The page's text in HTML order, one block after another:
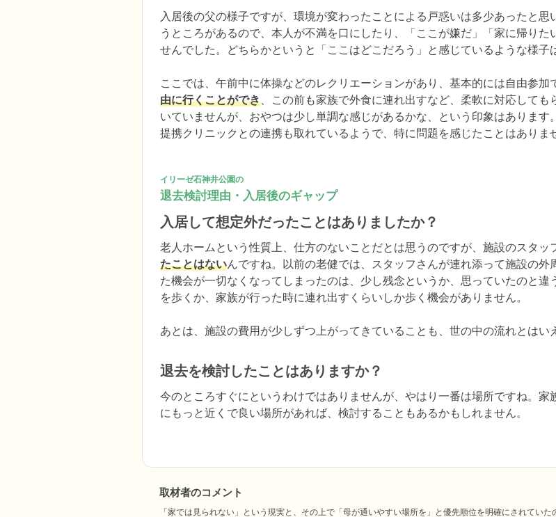
入居後の父の様子ですが、環境が変わったことによる戸惑いは多少あったと思
うところがあるので、本人が不満を口にしたり、「ここが嫌だ」「家に帰り
せんでした。どちらかというと「ここはどこだろう」と感じているような様子
ここでは、午前中に体操などのレクリエーションがあり、基本的には自由参加
由に行くことができ、この前も家族で外食に連れ出すなど、柔軟に対応して
いていませんが、おやつは少し単調な感じがあるかな、という印象はありま
提携クリニックとの連携も取れているようで、特に問題を感じたことはありま
イリーゼ石神井公園の
退去検討理由・入居後のギャップ
入居して想定外だったことはありましたか？
老人ホームという性質上、仕方のないことだとは思うのですが、施設のスタッ
たことはないんですね。以前の老健では、スタッフさんが連れ添って施設の
た機会が一切なくなってしまったのは、少し残念というか、思っていたのと
を歩くか、家族が行った時に連れ出すくらいしか歩く機会がありません。
あとは、施設の費用が少しずつ上がってきていることも、世の中の流れとはい
退去を検討したことはありますか？
今のところすぐにというわけではありませんが、やはり一番は場所ですね。
にもっと近くで良い場所があれば、検討することもあるかもしれません。
取材者のコメント
「家では見られない」という現実と、その上で「母が通いやすい場所を」と優先順位を明確にされてい